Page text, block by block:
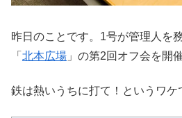
昨日のことです。1号が管理人を
「 北本広場 」の第2回オフ会を開
鉄は熱いうちに打て！というワケ